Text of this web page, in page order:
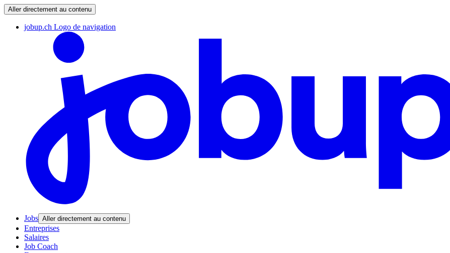
Aller directement au contenu
jobup.ch Logo de navigation
Jobs Aller directement au contenu
Entreprises
Salaires
Job Coach